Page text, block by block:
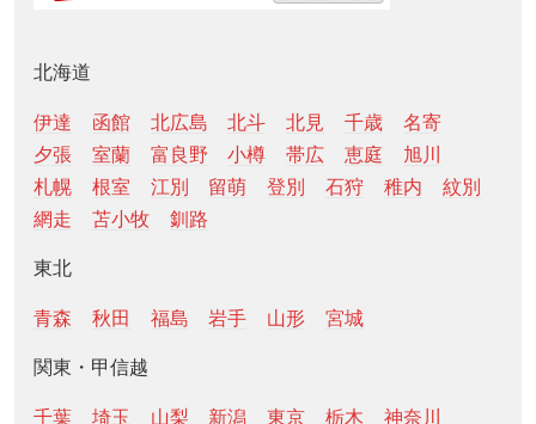
北海道
伊達 函館 北広島 北斗 北見 千歳
名寄
夕張
室蘭 富良野 小樽 帯広 恵庭
旭川
札幌
根室 江別 留萌 登別 石狩 稚内
紋別
網走
苫小牧 釧路
東北
青森 秋田 福島 岩手 山形 宮城
関東・甲信越
千葉 埼玉 山梨 新潟 東京 栃木
神奈川